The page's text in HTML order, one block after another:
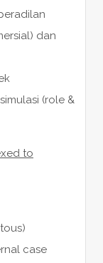
dan
(role &
to
case